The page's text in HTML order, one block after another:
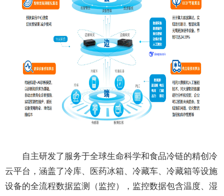
自主研发了服务于全球生命科学和食品冷链的精创冷
云平台，涵盖了冷库、医药冰箱、冷藏车、冷藏箱等设施
设备的全流程数据监测（监控），监控数据包含温度、湿